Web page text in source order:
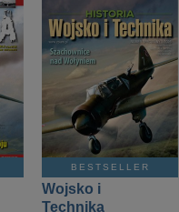
BESTSELLER
Wojsko i
Technika